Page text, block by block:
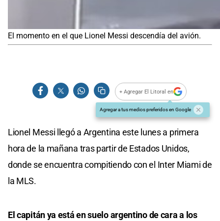
El momento en el que Lionel Messi descendía del avión.
+ Agregar El Litoral en
Agregar a tus medios preferidos en Google
Lionel Messi llegó a Argentina este lunes a primera
hora de la mañana tras partir de Estados Unidos,
donde se encuentra compitiendo con el Inter Miami de
la MLS.
El capitán ya está en suelo argentino de cara a los